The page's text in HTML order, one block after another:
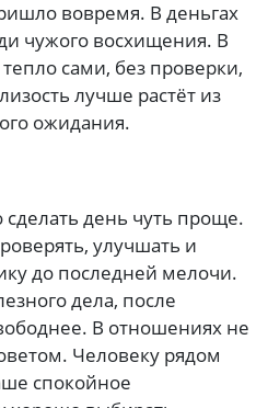
вовремя. В деньгах
чужого восхищения. В
сами, без проверки,
лучше растёт из
ожидания.
день чуть проще.
улучшать и
до последней мелочи.
дела, после
В отношениях не
Человеку рядом
спокойное